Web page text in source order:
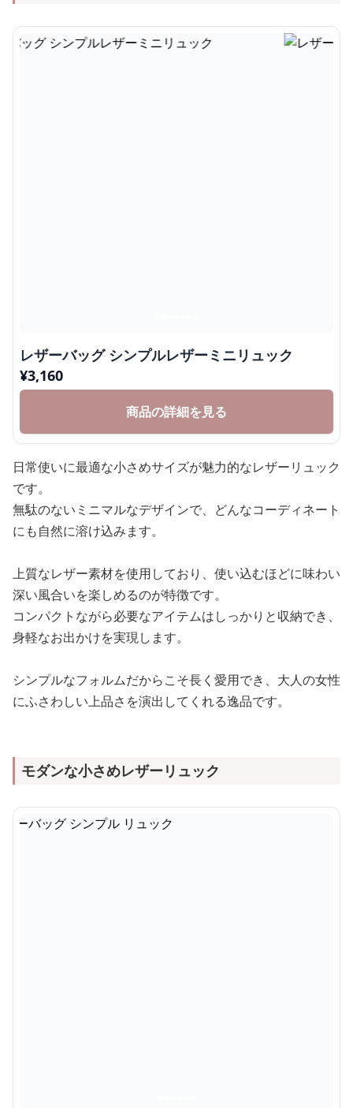
レザーバッグ シンプルレザーミニリュック
¥3,160
商品の詳細を見る
日常使いに最適な小さめサイズが魅力的なレザーリュック
です。
無駄のないミニマルなデザインで、どんなコーディネート
にも自然に溶け込みます。
上質なレザー素材を使用しており、使い込むほどに味わい
深い風合いを楽しめるのが特徴です。
コンパクトながら必要なアイテムはしっかりと収納でき、
身軽なお出かけを実現します。
シンプルなフォルムだからこそ長く愛用でき、大人の女性
にふさわしい上品さを演出してくれる逸品です。
モダンな小さめレザーリュック